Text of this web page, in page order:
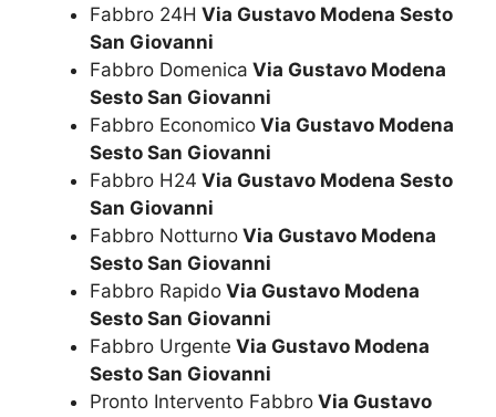
Fabbro 24H Via Gustavo Modena Sesto
San Giovanni
Fabbro Domenica Via Gustavo Modena
Sesto San Giovanni
Fabbro Economico Via Gustavo Modena
Sesto San Giovanni
Fabbro H24 Via Gustavo Modena Sesto
San Giovanni
Fabbro Notturno Via Gustavo Modena
Sesto San Giovanni
Fabbro Rapido Via Gustavo Modena
Sesto San Giovanni
Fabbro Urgente Via Gustavo Modena
Sesto San Giovanni
Pronto Intervento Fabbro Via Gustavo